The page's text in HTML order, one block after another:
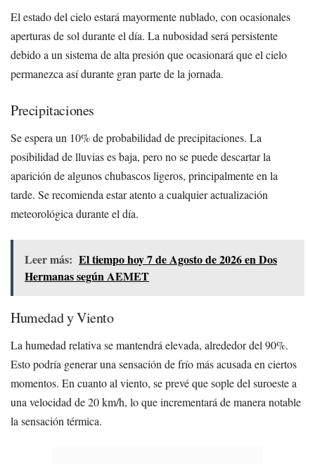
El estado del cielo estará mayormente nublado, con ocasionales
aperturas de sol durante el día. La nubosidad será persistente
debido a un sistema de alta presión que ocasionará que el cielo
permanezca así durante gran parte de la jornada.
Precipitaciones
Se espera un 10% de probabilidad de precipitaciones. La
posibilidad de lluvias es baja, pero no se puede descartar la
aparición de algunos chubascos ligeros, principalmente en la
tarde. Se recomienda estar atento a cualquier actualización
meteorológica durante el día.
Leer más: El tiempo hoy 7 de Agosto de 2026 en Dos
Hermanas según AEMET
Humedad y Viento
La humedad relativa se mantendrá elevada, alrededor del 90%.
Esto podría generar una sensación de frío más acusada en ciertos
momentos. En cuanto al viento, se prevé que sople del suroeste a
una velocidad de 20 km/h, lo que incrementará de manera notable
la sensación térmica.